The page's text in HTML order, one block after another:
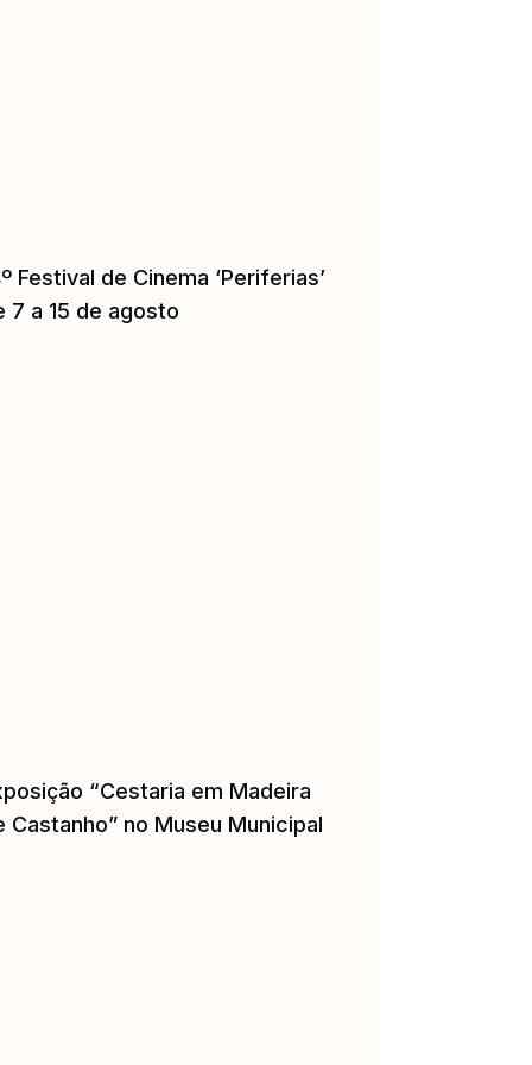
Festival de Cinema ‘Periferias’
7 a 15 de agosto
“Cestaria em Madeira
Castanho” no Museu Municipal